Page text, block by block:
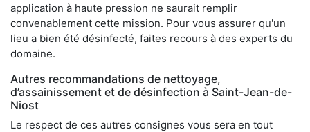
application à haute pression ne saurait remplir
convenablement cette mission. Pour vous assurer qu'un
lieu a bien été désinfecté, faites recours à des experts du
domaine.
Autres recommandations de nettoyage,
d’assainissement et de désinfection à Saint-Jean-de-
Niost
Le respect de ces autres consignes vous sera en tout